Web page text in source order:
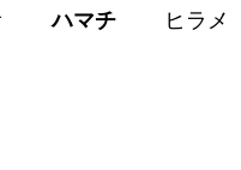
ハマチ ヒラメ